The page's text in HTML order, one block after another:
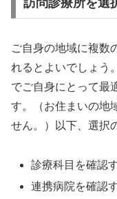
訪問診療所を選
ご自身の地域に複数
れるとよいでしょう
でご自身にとって最
す。（お住まいの地
せん。）以下、選択
診療科目を確認
連携病院を確認